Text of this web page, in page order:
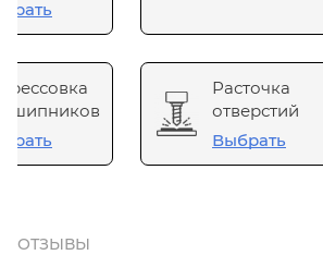
Расточка
отверстий
Выбрать
ОТЗЫВЫ